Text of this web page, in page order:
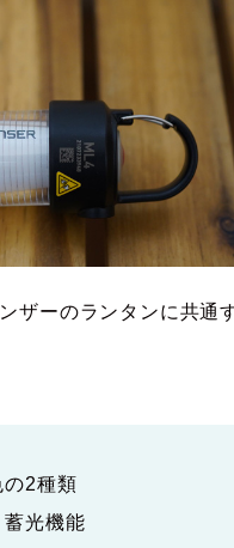
ザーのランタンに共通
の2種類
光機能